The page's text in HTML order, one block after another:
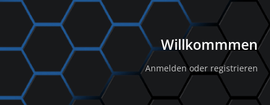
Willkommmen
Anmelden oder registrieren